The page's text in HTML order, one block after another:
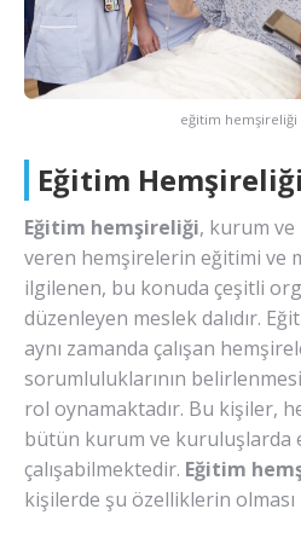
eğitim hemşireliği
Eğitim
Eğitim hemşireliği, kurum
veren hemşirelerin eğitimi ve
ilgilenen, bu konuda çeşitli
düzenleyen meslek dalıdır.
aynı zamanda çalışan
sorumluluklarının
rol oynamaktadır. Bu kişiler,
bütün kurum ve kuruluşlarda
çalışabilmektedir. Eğitim
kişilerde şu özelliklerin